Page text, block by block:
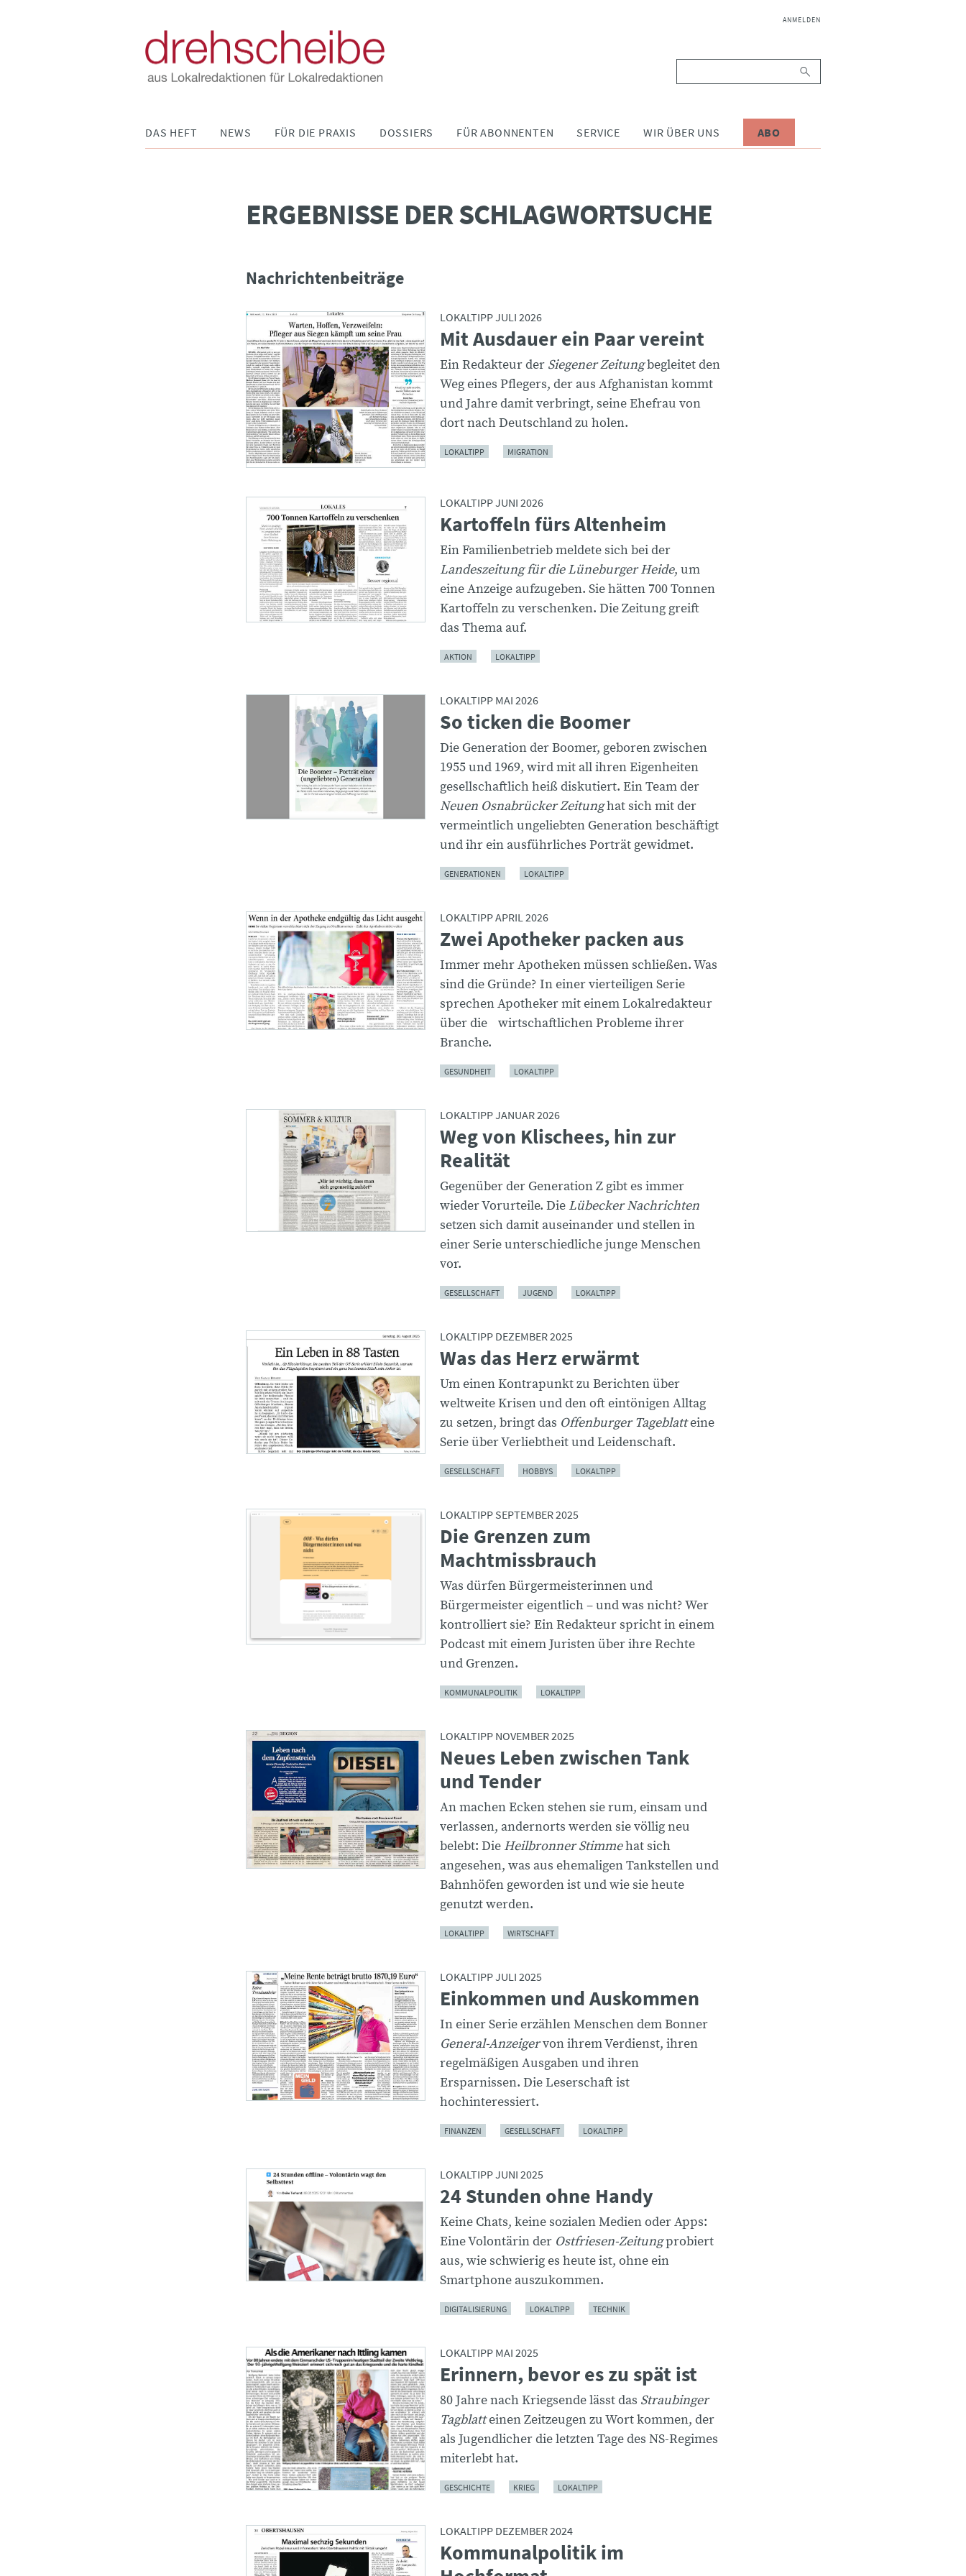
NAVIGATION
ANMELDEN
DAS HEFT NEWS FÜR DIE PRAXIS DOSSIERS FÜR ABONNENTEN SERVICE WIR ÜBER UNS ABO
­ERGEBNISSE DER SCHLAGWORTSUCHE
Nachrichtenbeiträge
LOKALTIPP JULI 2026
Mit Ausdauer ein Paar vereint
Ein Redakteur der Siegener Zeitungbegleitet den
Weg eines Pflegers, der aus Afghanistan kommt
und Jahre damit verbringt, seine Ehefrau von
dort nach Deutschland zu holen.
LOKALTIPP MIGRATION
LOKALTIPP JUNI 2026
Kartoffeln fürs Altenheim
Ein Familienbetrieb meldete sich bei der
Landeszeitung für die Lüneburger Heide, um
eine Anzeige aufzugeben. Sie hätten 700 Tonnen
Kartoffeln zu verschenken. Die Zeitung greift
das Thema auf.
AKTION LOKALTIPP
LOKALTIPP MAI 2026
So ticken die Boomer
Die Generation der Boomer, geboren zwischen
1955 und 1969, wird mit all ihren Eigenheiten
gesellschaftlich heiß diskutiert. Ein Team der
Neuen Osnabrücker Zeitunghat sich mit der
vermeintlich ungeliebten Generation beschäftigt
und ihr ein ausführliches Porträt gewidmet.
GENERATIONEN LOKALTIPP
LOKALTIPP APRIL 2026
Zwei Apotheker packen aus
Immer mehr Apotheken müssen schließen. Was
sind die Gründe? In einer vierteiligen Serie
sprechen Apotheker mit einem Lokalredakteur
über die wirtschaftlichen Probleme ihrer
Branche.
GESUNDHEIT LOKALTIPP
LOKALTIPP JANUAR 2026
Weg von Klischees, hin zur
Realität
Gegenüber der Generation Z gibt es immer
wieder Vorurteile. Die Lübecker Nachrichten
setzen sich damit auseinander und stellen in
einer Serie unterschiedliche junge Menschen
vor.
GESELLSCHAFT JUGEND LOKALTIPP
LOKALTIPP DEZEMBER 2025
Was das Herz erwärmt
Um einen Kontrapunkt zu Berichten über
weltweite Krisen und den oft eintönigen Alltag
zu setzen, bringt das Offenburger Tageblatteine
Serie über Verliebtheit und Leidenschaft.
GESELLSCHAFT HOBBYS LOKALTIPP
LOKALTIPP SEPTEMBER 2025
Die Grenzen zum
Machtmissbrauch
Was dürfen Bürgermeisterinnen und
Bürgermeister eigentlich – und was nicht? Wer
kontrolliert sie? Ein Redakteur spricht in einem
Podcast mit einem Juristen über ihre Rechte
und Grenzen.
KOMMUNALPOLITIK LOKALTIPP
LOKALTIPP NOVEMBER 2025
Neues Leben zwischen Tank
und Tender
An machen Ecken stehen sie rum, einsam und
verlassen, andernorts werden sie völlig neu
belebt: Die Heilbronner Stimmehat sich
angesehen, was aus ehemaligen Tankstellen und
Bahnhöfen geworden ist und wie sie heute
genutzt werden.
LOKALTIPP WIRTSCHAFT
LOKALTIPP JULI 2025
Einkommen und Auskommen
In einer Serie erzählen Menschen dem Bonner
General-Anzeigervon ihrem Verdienst, ihren
regelmäßigen Ausgaben und ihren
Ersparnissen. Die Leserschaft ist
hochinteressiert.
FINANZEN GESELLSCHAFT LOKALTIPP
LOKALTIPP JUNI 2025
24 Stunden ohne Handy
Keine Chats, keine sozialen Medien oder Apps:
Eine Volontärin der Ostfriesen-Zeitungprobiert
aus, wie schwierig es heute ist, ohne ein
Smartphone auszukommen.
DIGITALISIERUNG LOKALTIPP TECHNIK
LOKALTIPP MAI 2025
Erinnern, bevor es zu spät ist
80 Jahre nach Kriegsende lässt das Straubinger
Tagblatteinen Zeitzeugen zu Wort kommen, der
als Jugendlicher die letzten Tage des NS-Regimes
miterlebt hat.
GESCHICHTE KRIEG LOKALTIPP
LOKALTIPP DEZEMBER 2024
Kommunalpolitik im